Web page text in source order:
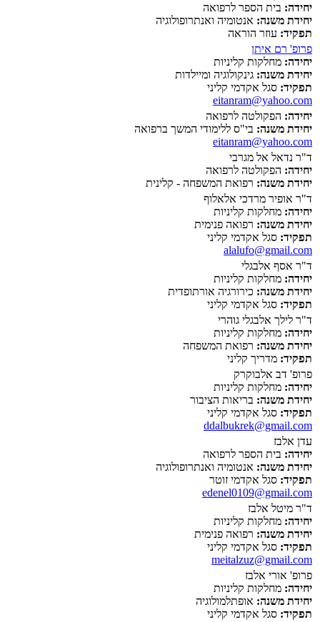
יחידה: בית הספר לרפואה
יחידת משנה: אנטומיה ואנתרופולוגיה
תפקיד: עוזר הוראה
פרופ' רם איתן
יחידה: מחלקות קליניות
יחידת משנה: גינקולוגיה ומיילדות
תפקיד: סגל אקדמי קליני
eitanram@yahoo.com
יחידה: הפקולטה לרפואה
יחידת משנה: בי"ס ללימודי המשך ברפואה
eitanram@yahoo.com
ד"ר נדאל אל מגרבי
יחידה: הפקולטה לרפואה
יחידת משנה: רפואת המשפחה - קלינית
ד"ר אופיר מרדכי אלאלוף
יחידה: מחלקות קליניות
יחידת משנה: רפואה פנימית
תפקיד: סגל אקדמי קליני
alalufo@gmail.com
ד"ר אסף אלבגלי
יחידה: מחלקות קליניות
יחידת משנה: כירורגיה אורתופדית
תפקיד: סגל אקדמי קליני
ד"ר לילך אלבגלי גוהרי
יחידה: מחלקות קליניות
יחידת משנה: רפואת המשפחה
תפקיד: מדריך קליני
פרופ' דב אלבוקרק
יחידה: מחלקות קליניות
יחידת משנה: בריאות הציבור
תפקיד: סגל אקדמי קליני
ddalbukrek@gmail.com
עדן אלבז
יחידה: בית הספר לרפואה
יחידת משנה: אנטומיה ואנתרופולוגיה
תפקיד: סגל אקדמי זוטר
edenel0109@gmail.com
ד"ר מיטל אלבז
יחידה: מחלקות קליניות
יחידת משנה: רפואה פנימית
תפקיד: סגל אקדמי קליני
meitalzuz@gmail.com
פרופ' אורי אלבז
יחידה: מחלקות קליניות
יחידת משנה: אופתלמולוגיה
תפקיד: סגל אקדמי קליני